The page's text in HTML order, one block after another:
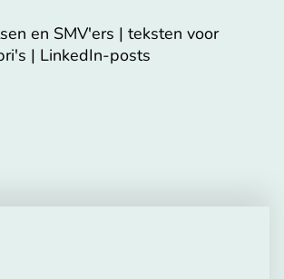
en SMV'ers | teksten voor
| LinkedIn-posts